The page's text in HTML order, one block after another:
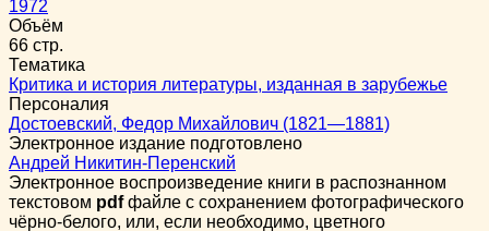
1972
Объём
66 стр.
Тематика
Критика и история литературы, изданная в зарубежье
Персоналия
Достоевский, Федор Михайлович (1821—1881)
Электронное издание подготовлено
Андрей Никитин-Перенский
Электронное воспроизведение книги в распознанном
текстовом pdfфайле с сохранением фотографического
чёрно-белого, или, если необходимо, цветного